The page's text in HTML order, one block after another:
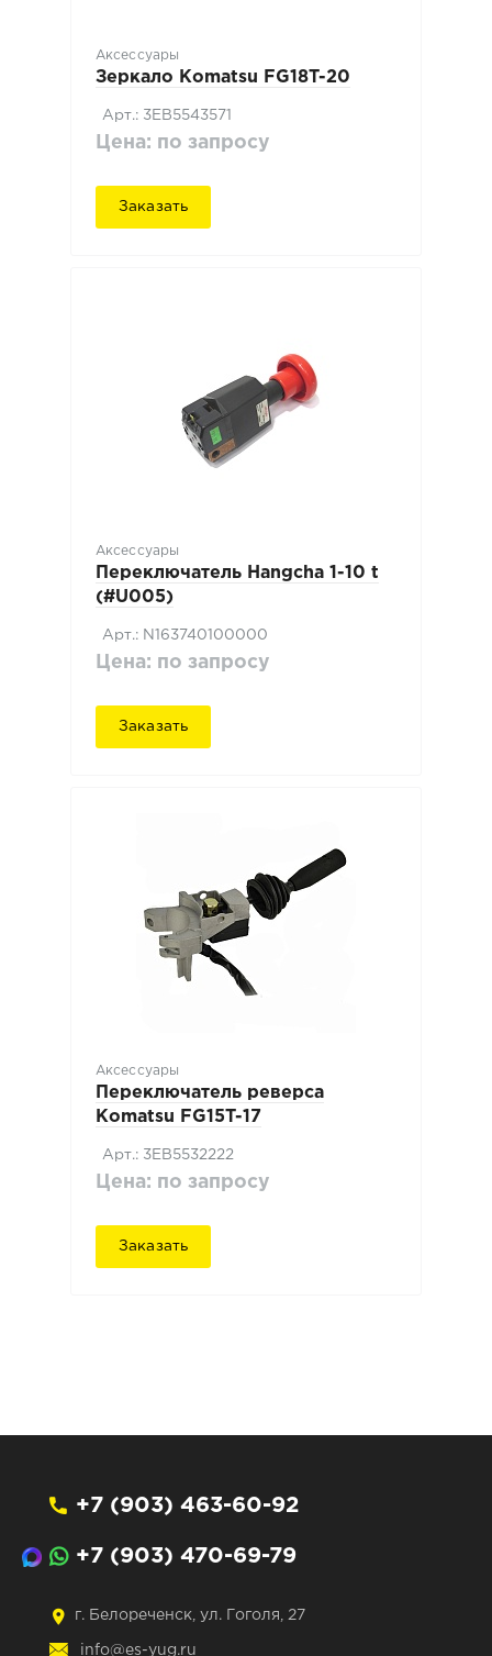
Аксессуары
Зеркало Komatsu FG18T-20
Арт.: 3EB5543571
Цена: по запросу
Заказать
Аксессуары
Переключатель Hangcha 1-10 t
(#U005)
Арт.: N163740100000
Цена: по запросу
Заказать
Аксессуары
Переключатель реверса
Komatsu FG15T-17
Арт.: 3EB5532222
Цена: по запросу
Заказать
+7 (903) 463-60-92
+7 (903) 470-69-79
г. Белореченск, ул. Гоголя, 27
info@es-yug.ru